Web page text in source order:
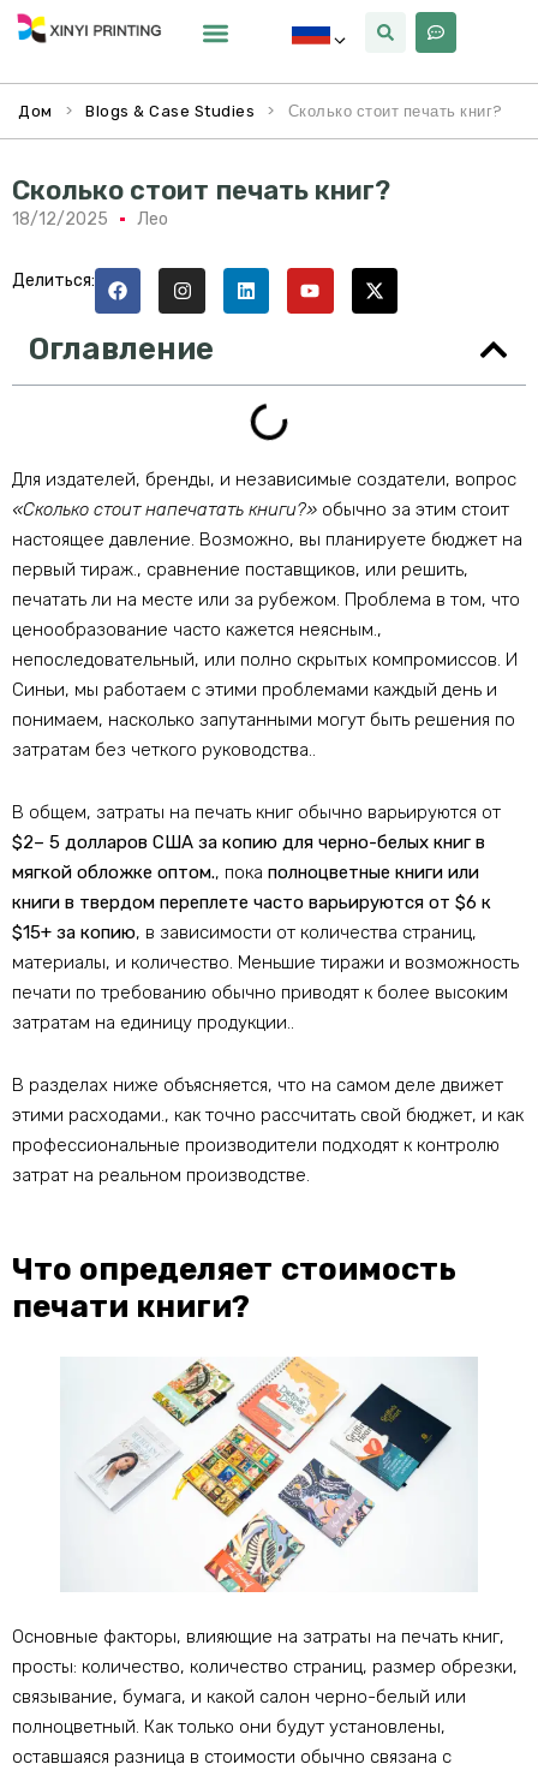
Дом > Blogs & Case Studies > Сколько стоит печать книг?
Сколько стоит печать книг?
18/12/2025 Лео
Делиться:
Оглавление
Для издателей, бренды, и независимые создатели, вопрос
«Сколько стоит напечатать книги?» обычно за этим стоит
настоящее давление. Возможно, вы планируете бюджет на
первый тираж., сравнение поставщиков, или решить,
печатать ли на месте или за рубежом. Проблема в том, что
ценообразование часто кажется неясным.,
непоследовательный, или полно скрытых компромиссов. И
Синьи, мы работаем с этими проблемами каждый день и
понимаем, насколько запутанными могут быть решения по
затратам без четкого руководства..
В общем, затраты на печать книг обычно варьируются от
$2– 5 долларов США за копию для черно-белых книг в
мягкой обложке оптом., пока полноцветные книги или
книги в твердом переплете часто варьируются от $6 к
$15+ за копию, в зависимости от количества страниц,
материалы, и количество. Меньшие тиражи и возможность
печати по требованию обычно приводят к более высоким
затратам на единицу продукции..
В разделах ниже объясняется, что на самом деле движет
этими расходами., как точно рассчитать свой бюджет, и как
профессиональные производители подходят к контролю
затрат на реальном производстве.
Что определяет стоимость
печати книги?
Основные факторы, влияющие на затраты на печать книг,
просты: количество, количество страниц, размер обрезки,
связывание, бумага, и какой салон черно-белый или
полноцветный. Как только они будут установлены,
оставшаяся разница в стоимости обычно связана с